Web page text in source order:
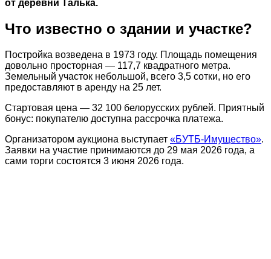
от деревни Талька.
Что известно о здании и участке?
Постройка возведена в 1973 году. Площадь помещения
довольно просторная — 117,7 квадратного метра.
Земельный участок небольшой, всего 3,5 сотки, но его
предоставляют в аренду на 25 лет.
Стартовая цена — 32 100 белорусских рублей. Приятный
бонус: покупателю доступна рассрочка платежа.
Организатором аукциона выступает «БУТБ-Имущество».
Заявки на участие принимаются до 29 мая 2026 года, а
сами торги состоятся 3 июня 2026 года.